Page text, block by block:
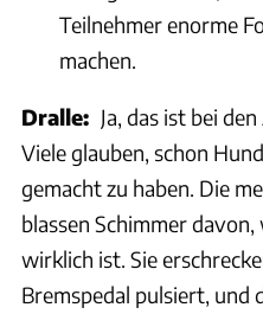
Teilnehmer enorme
machen.
Dralle: Ja, das ist bei
Viele glauben, schon
gemacht zu haben. Die
blassen Schimmer
wirklich ist. Sie
Bremspedal pulsiert, und